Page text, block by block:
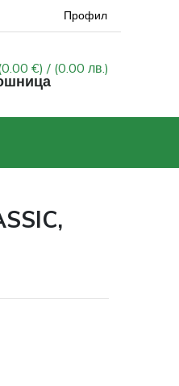
Профил
€) / (0.00 лв.)